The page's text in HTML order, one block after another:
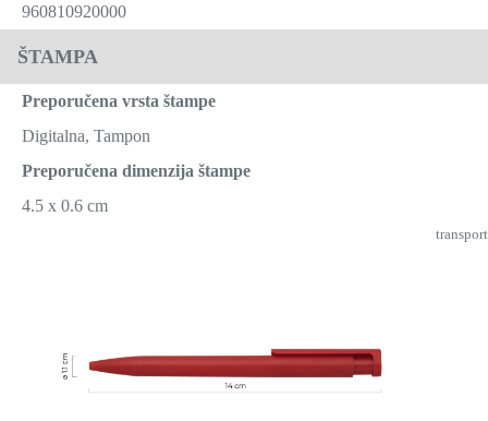
960810920000
ŠTAMPA
Preporučena vrsta štampe
Digitalna, Tampon
Preporučena dimenzija štampe
4.5 x 0.6 cm
transport